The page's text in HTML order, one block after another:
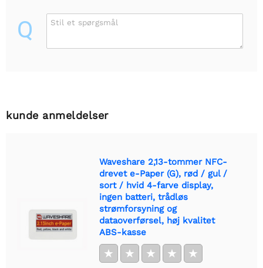
Q Stil et spørgsmål
kunde anmeldelser
Waveshare 2,13-tommer NFC-
drevet e-Paper (G), rød / gul /
sort / hvid 4-farve display,
ingen batteri, trådløs
strømforsyning og
dataoverførsel, høj kvalitet
ABS-kasse
★ ★ ★ ★ ★